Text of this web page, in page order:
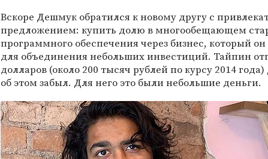
Вскоре Дешмук обратился к новому другу с
предложением: купить долю в многообещающем
программного обеспечения через бизнес, который
для объединения небольших инвестиций. Тайпин
долларов (около 200 тысяч рублей по курсу 2014
об этом забыл. Для него это были небольшие деньги.